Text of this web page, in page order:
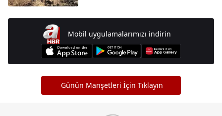
Mobil uygulamalarımızı indirin
Günün Manşetleri İçin Tıklayın